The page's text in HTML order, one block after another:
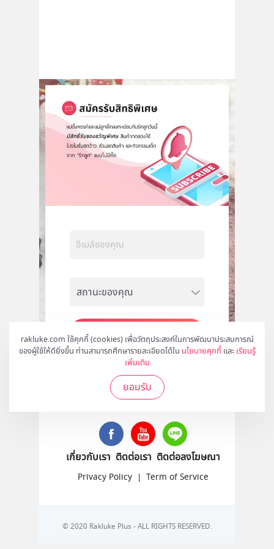
rakluke.com ใช้คุกกี้ (cookies) เพื่อวัตถุประสงค์ในการพัฒนาประสบการณ์
ของผู้ใช้ให้ดียิ่งขึ้น ท่านสามารถศึกษารายละเอียดได้ใน นโยบายคุกกี้ และ เรียนรู้
เพิ่มเติม
ยอมรับ
สมัคร
ติดตามเราได้ที่
เกี่ยวกับเรา ติดต่อเรา ติดต่อลงโฆษณา
Privacy Policy | Term of Service
© 2020 Rakluke Plus - ALL RIGHTS RESERVED.